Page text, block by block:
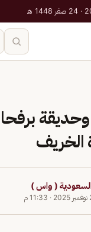
وحديقة
الخريف
السعودية ( واس )
· 11:33 م